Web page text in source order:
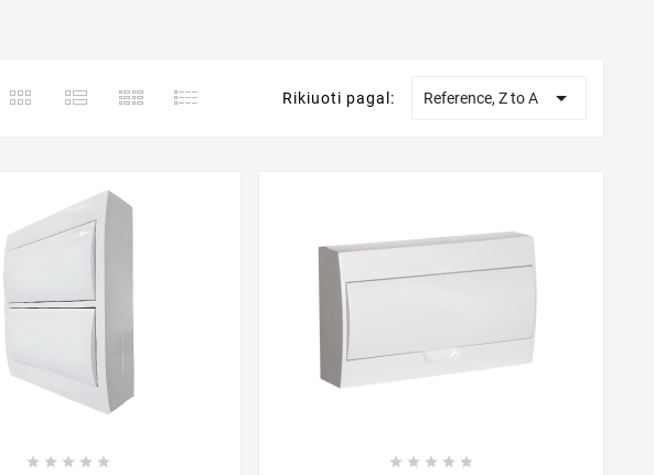
Rikiuoti pagal: Reference, Z to A 
         